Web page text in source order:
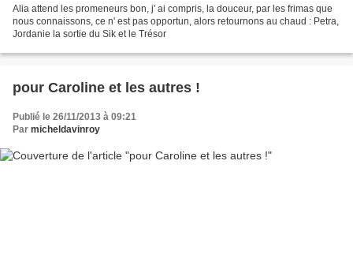
Alia attend les promeneurs bon, j' ai compris, la douceur, par les frimas que
nous connaissons, ce n' est pas opportun, alors retournons au chaud : Petra,
Jordanie la sortie du Sik et le Trésor
pour Caroline et les autres !
Publié le 26/11/2013 à 09:21
Par micheldavinroy